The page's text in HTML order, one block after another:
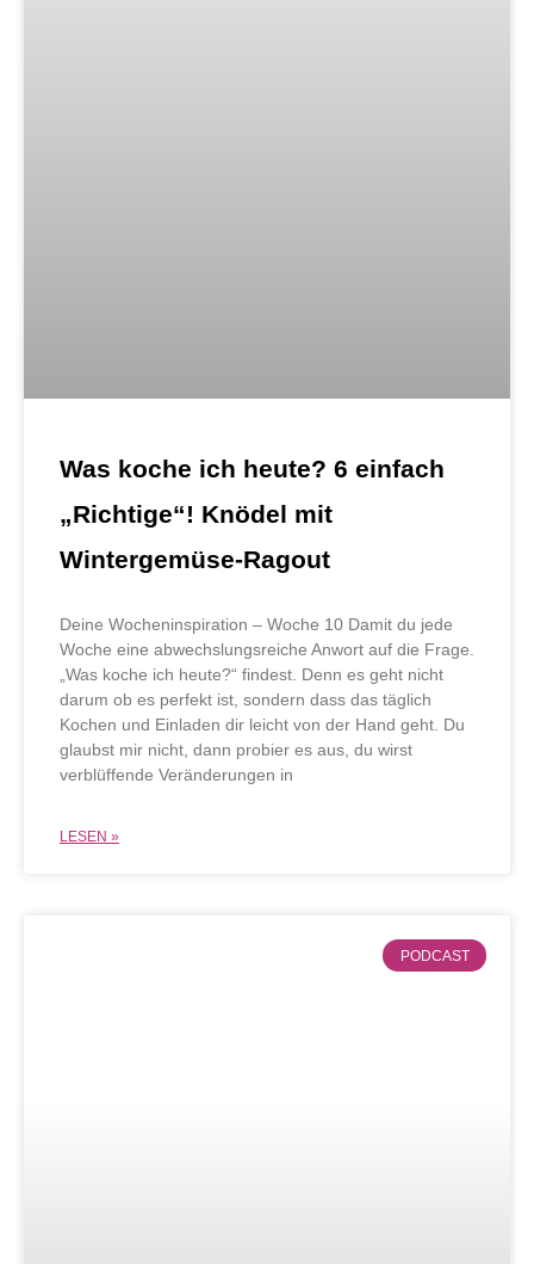
Was koche ich heute? 6 einfach
„Richtige“! Knödel mit
Wintergemüse-Ragout
Deine Wocheninspiration – Woche 10 Damit du jede
Woche eine abwechslungsreiche Anwort auf die Frage.
„Was koche ich heute?“ findest. Denn es geht nicht
darum ob es perfekt ist, sondern dass das täglich
Kochen und Einladen dir leicht von der Hand geht. Du
glaubst mir nicht, dann probier es aus, du wirst
verblüffende Veränderungen in
LESEN »
PODCAST